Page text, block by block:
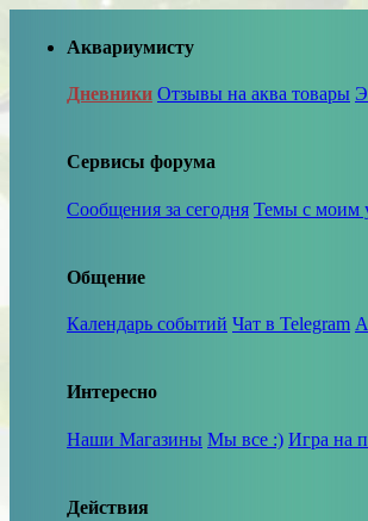
Аквариумисту
Дневники Отзывы на аква товары
Сервисы форума
Сообщения за сегодня Темы с моим
Общение
Календарь событий Чат в Telegram
Интересно
Наши Магазины Мы все :) Игра на
Действия